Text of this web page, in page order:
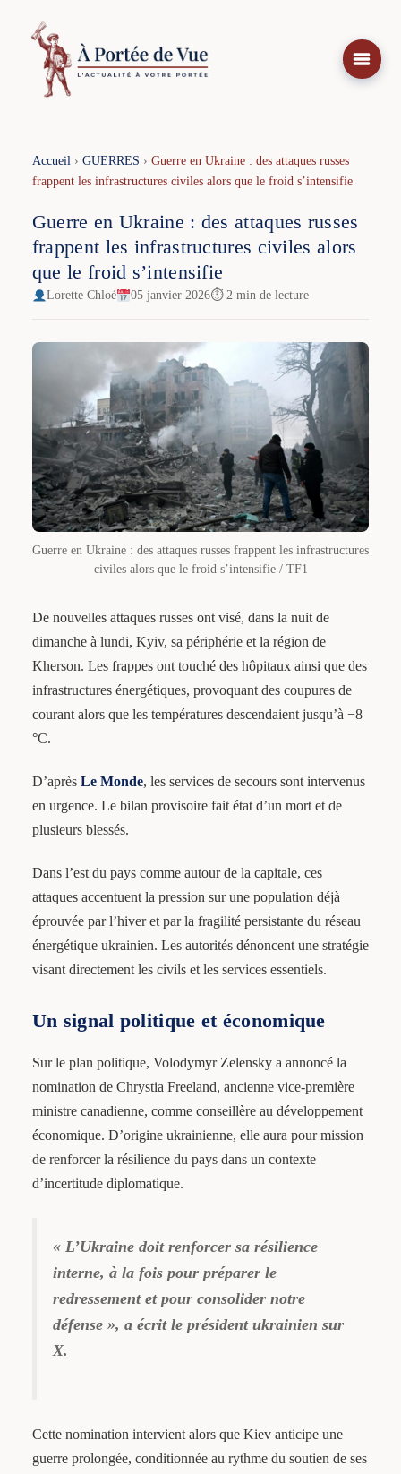
contenu
Accueil› GUERRES › Guerre en Ukraine : des attaques russes
frappent les infrastructures civiles alors que le froid s’intensifie
Guerre en Ukraine : des attaques russes
frappent les infrastructures civiles alors
que le froid s’intensifie
Lorette Chloé 05 janvier 2026⏱ 2 min de lecture
Guerre en Ukraine : des attaques russes frappent les infrastructures
civiles alors que le froid s’intensifie / TF1
De nouvelles attaques russes ont visé, dans la nuit de
dimanche à lundi, Kyiv, sa périphérie et la région de
Kherson. Les frappes ont touché des hôpitaux ainsi que des
infrastructures énergétiques, provoquant des coupures de
courant alors que les températures descendaient jusqu’à −8
°C.
D’après Le Monde, les services de secours sont intervenus
en urgence. Le bilan provisoire fait état d’un mort et de
plusieurs blessés.
Dans l’est du pays comme autour de la capitale, ces
attaques accentuent la pression sur une population déjà
éprouvée par l’hiver et par la fragilité persistante du réseau
énergétique ukrainien. Les autorités dénoncent une stratégie
visant directement les civils et les services essentiels.
Un signal politique et économique
Sur le plan politique, Volodymyr Zelensky a annoncé la
nomination de Chrystia Freeland, ancienne vice-première
ministre canadienne, comme conseillère au développement
économique. D’origine ukrainienne, elle aura pour mission
de renforcer la résilience du pays dans un contexte
d’incertitude diplomatique.
« L’Ukraine doit renforcer sa résilience
interne, à la fois pour préparer le
redressement et pour consolider notre
défense », a écrit le président ukrainien sur
X.
Cette nomination intervient alors que Kiev anticipe une
guerre prolongée, conditionnée au rythme du soutien de ses